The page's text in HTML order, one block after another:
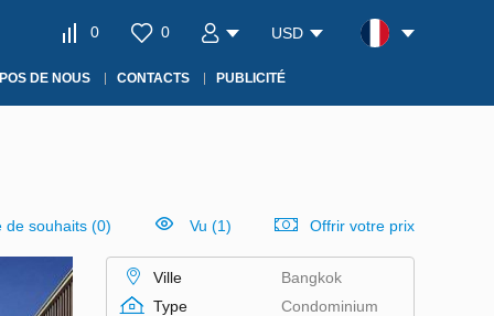
0 0 USD
DE NOUS CONTACTS PUBLICITÉ
de souhaits (0) Vu (1) Offrir votre prix
Ville
Bangkok
Type
Condominium